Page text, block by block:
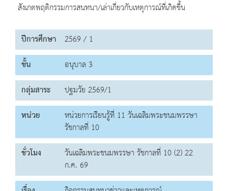
สังเกตพฤติกรรมการสนทนา/เล่าเกี่ยวกับเหตุการณ์ที่เกิดขึ้น
ปีการศึกษา 2569 / 1
ชั้น
อนุบาล 3
กลุ่มสาระ
ปฐมวัย 2569/1
หน่วย
หน่วยการเรียนรู้ที่ 11 วันเฉลิมพระชนมพรรษา
รัชกาลที่ 10
ชั่วโมง
วันเฉลิมพระชนมพรรษา รัชกาลที่ 10 (2) 22
ก.ค. 69